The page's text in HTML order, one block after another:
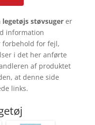
legetøjs støvsugerer
information
forbehold for fejl,
i det her anførte
af produktet
at denne side
links.